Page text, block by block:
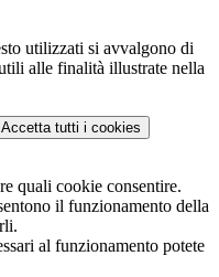
utilizzati si avvalgono di
alle finalità illustrate nella
Accetta tutti i cookies
quali cookie consentire.
il funzionamento della
al funzionamento potete